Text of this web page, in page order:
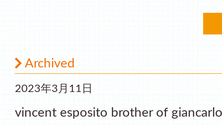
Archived
2023年3月11日
vincent esposito brother of